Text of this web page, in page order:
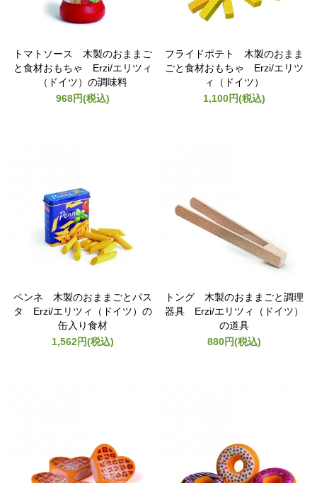
トマトソース 木製のおままご
と食材おもちゃ Erzi/エリツィ
（ドイツ）の調味料
968円(税込)
フライドポテト 木製のおまま
ごと食材おもちゃ Erzi/エリツ
ィ（ドイツ）
1,100円(税込)
ペンネ 木製のおままごとパス
タ Erzi/エリツィ（ドイツ）の
缶入り食材
1,562円(税込)
トング 木製のおままごと調理
器具 Erzi/エリツィ（ドイツ）
の道具
880円(税込)